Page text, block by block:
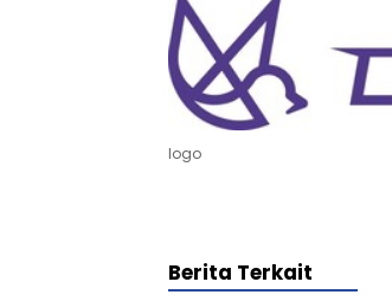
logo
Berita Terkait